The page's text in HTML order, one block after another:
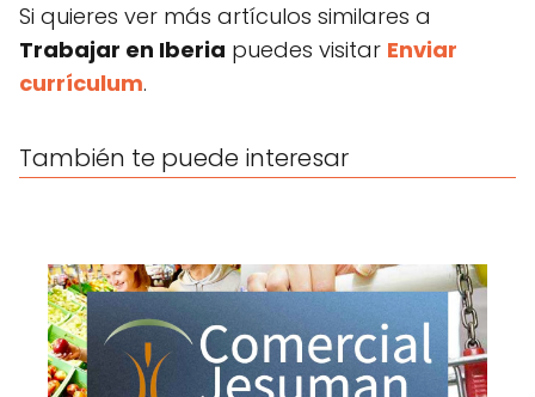
Si quieres ver más artículos similares a
Trabajar en Iberia puedes visitar Enviar
currículum.
También te puede interesar